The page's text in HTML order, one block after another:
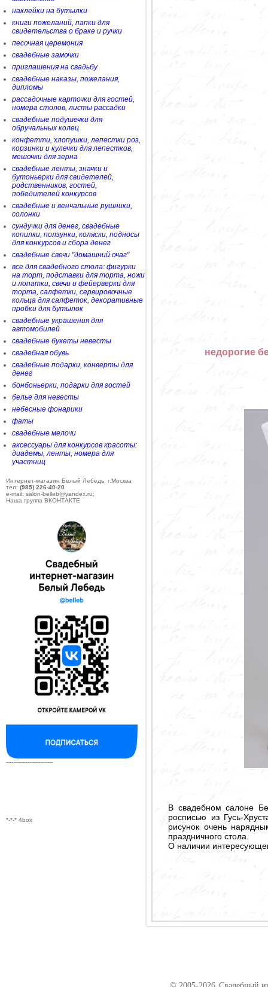
наклейки на бутылки
книги пожеланий, папки для
свидетельства о браке и ручки
песочная церемония
свадебные замочки
приглашения на свадьбу
свадебные наказы, пожелания,
дипломы
рассадочные карточки для гостей,
номера столов, листы рассадки
свадебные подушечки для
обручальных колец
конфетти, хлопушки, лепестки роз,
корзинки и кулечки для лепестков,
мешочки для зерна
свадебные ленты, значки и
бутоньерки для свидетелей,
родственников, гостей,
победителей конкурсов
свадебные и венчальные рушники,
солонки
сундучки для денег, свадебные
копилки, ползунки, коляски, подносы
для конкурсов и сбора денег
свадебные свечи "домашний очаг"
все для свадебного стола: фигурки
на торт, подставки для торта, ножи
и лопатки, свечи и фейерверки для
торта, салфетки, сервировочные
кольца для салфеток, декоративные
пробки для бутылок
свадебные украшения для
автомобилей
свадебные букеты невесты
свадебная обувь
свадебные подарки, конверты для
денег
бонбоньерки, подарки для гостей
белье для невесты
небесные фонарики
фаты
свадебные мелочи
аксессуары для конкурсов красоты:
диадемы, ленты, номера для
участниц
Интернет-магазин Белый Лебедь, г.Москва
тел: (985) 226-40-20
e-mail: salon-belleb@yandex.ru;
Наша группа ВКОНТАКТЕ
--------------------------
*-*-* 4box
недорогие
В свадебном салоне
росписью из Гусь-
рисунок очень
праздничного стола.
О наличии